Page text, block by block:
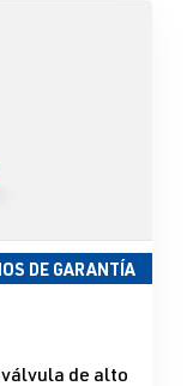
DE GARANTÍA
válvula de alto